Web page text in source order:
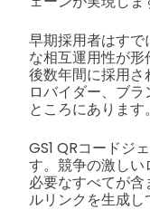
早期採用者はす
な相互運用性が
後数年間に採用
ロバイダー、ブ
ところにあります。
GS1 QRコードジ
す。競争の激し
必要なすべてが含
ルリンクを生成し